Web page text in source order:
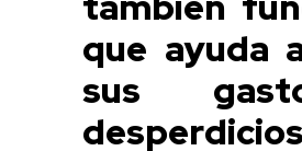
que ayuda
sus